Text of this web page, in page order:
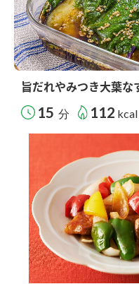
旨だれやみつき大葉な
15 分 112 kcal